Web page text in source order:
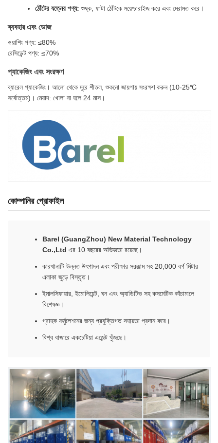
ঠোঁটের যত্নের পণ্য: শুষ্ক, ফাটা ঠোঁটকে ময়েশ্চারাইজ করে এবং মেরামত করে।
ব্যবহার এবং ডোজ
ওয়াশিং পণ্য: ≤80%
রেসিডেন্ট পণ্য: ≤70%
প্যাকেজিং এবং সংরক্ষণ
ব্যারেল প্যাকেজিং। আলো থেকে দূরে শীতল, শুকনো জায়গায় সংরক্ষণ করুন (10-25℃
সর্বোত্তম)। মেয়াদ: খোলা না হলে 24 মাস।
কোম্পানির প্রোফাইল
Barel (GuangZhou) New Material Technology
Co.,Ltd এর 10 বছরের অভিজ্ঞতা রয়েছে।
কারখানাটি উন্নত উৎপাদন এবং পরীক্ষার সরঞ্জাম সহ 20,000 বর্গ মিটার
এলাকা জুড়ে বিস্তৃত।
ইমালসিফায়ার, ইমোলিয়েন্ট, ঘন এবং অ্যাডিটিভ সহ কসমেটিক কাঁচামালে
বিশেষজ্ঞ।
গ্রাহক ফর্মুলেশনের জন্য প্রযুক্তিগত সহায়তা প্রদান করে।
বিশ্ব বাজারে একচেটিয়া এজেন্ট খুঁজছে।